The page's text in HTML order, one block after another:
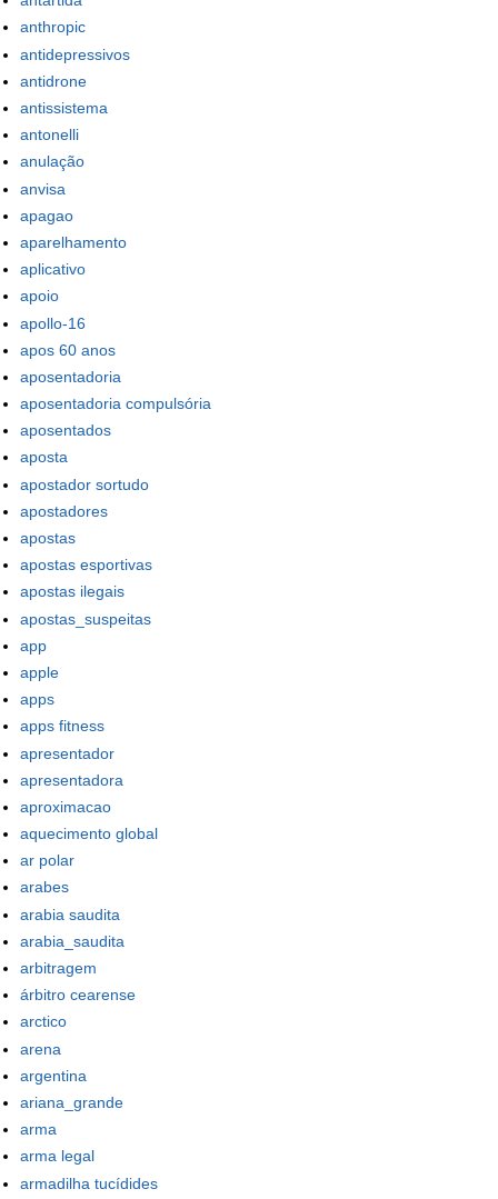
anthropic
antidepressivos
antidrone
antissistema
antonelli
anulação
anvisa
apagao
aparelhamento
aplicativo
apoio
apollo-16
apos 60 anos
aposentadoria
aposentadoria compulsória
aposentados
aposta
apostador sortudo
apostadores
apostas
apostas esportivas
apostas ilegais
apostas_suspeitas
app
apple
apps
apps fitness
apresentador
apresentadora
aproximacao
aquecimento global
ar polar
arabes
arabia saudita
arabia_saudita
arbitragem
árbitro cearense
arctico
arena
argentina
ariana_grande
arma
arma legal
armadilha tucídides